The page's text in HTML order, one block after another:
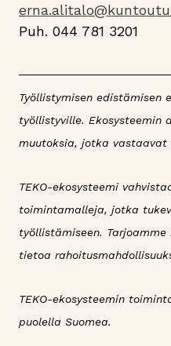
Puh. 044 781 3201
Työllistymisen edistämisen
työllistyville. Ekosysteemin
muutoksia, jotka vastaavat
TEKO-ekosysteemi
toimintamalleja, jotka
työllistämiseen.
tietoa
TEKO-ekosysteemin
puolella Suomea.